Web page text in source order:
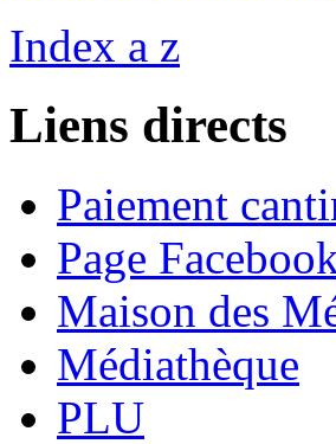
Index a z
Liens directs
Paiement
Page
Maison des
Médiathèque
PLU